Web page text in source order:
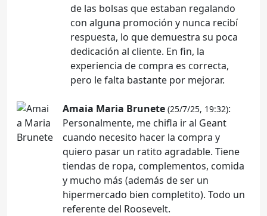
de las bolsas que estaban regalando
con alguna promoción y nunca recibí
respuesta, lo que demuestra su poca
dedicación al cliente. En fin, la
experiencia de compra es correcta,
pero le falta bastante por mejorar.
Amaia Maria Brunete (25/7/25, 19:32):
Personalmente, me chifla ir al Geant
cuando necesito hacer la compra y
quiero pasar un ratito agradable. Tiene
tiendas de ropa, complementos, comida
y mucho más (además de ser un
hipermercado bien completito). Todo un
referente del Roosevelt.